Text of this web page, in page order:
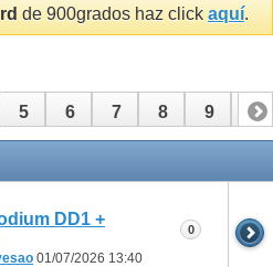
de 900grados haz click aquí.
5 6 7 8 9 10
DD1 +
01/07/2026 13:40
0